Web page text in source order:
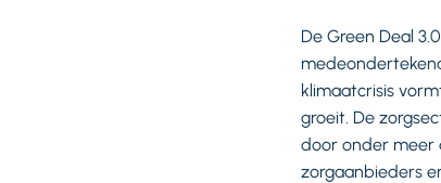
De Green Deal
klimaatcrisis
groeit. De
door onder meer
zorgaanbieders